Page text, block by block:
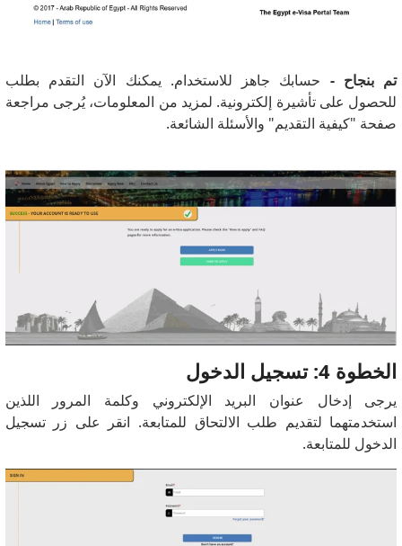
تم بنجاح - حسابك جاهز للاستخدام. يمكنك الآن التقدم بطلب
للحصول على تأشيرة إلكترونية. لمزيد من المعلومات، يُرجى مراجعة
صفحة "كيفية التقديم" والأسئلة الشائعة.
الخطوة 4: تسجيل الدخول
يرجى إدخال عنوان البريد الإلكتروني وكلمة المرور اللذين
استخدمتهما لتقديم طلب الالتحاق للمتابعة. انقر على زر تسجيل
الدخول للمتابعة.